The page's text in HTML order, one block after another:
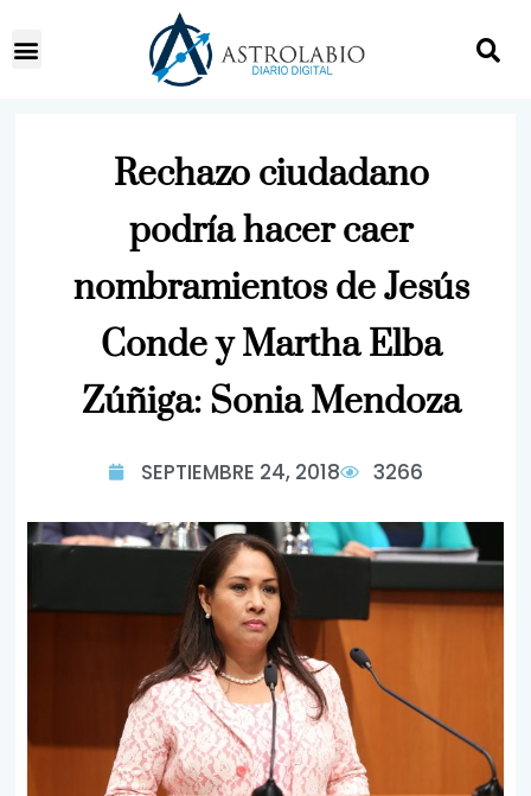
Rechazo ciudadano
podría hacer caer
nombramientos de Jesús
Conde y Martha Elba
Zúñiga: Sonia Mendoza
SEPTIEMBRE 24, 2018 3266